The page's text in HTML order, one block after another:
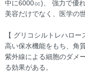
中に6000㏄)、 強力で優
美容だけでなく、医学の
【 グリコシルトレハロー
高い保水機能をもち、角
紫外線による細胞のダメ
る効果がある。